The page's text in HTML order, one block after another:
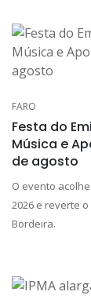
FARO
Festa do
Música e
de agosto
O evento
2026 e reverte
Bordeira.